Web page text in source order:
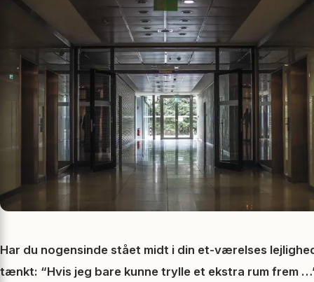
Har du nogensinde stået midt i din et-værelses
tænkt: “Hvis jeg bare kunne trylle et ekstra rum frem